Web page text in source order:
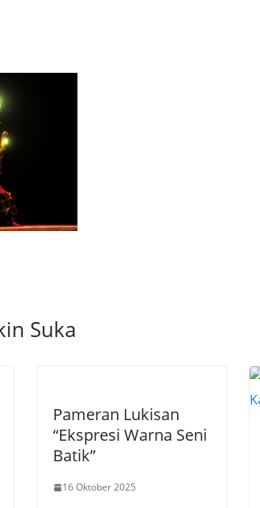
Suka
Pameran Lukisan
“Ekspresi Warna Seni
Batik”
16 Oktober 2025